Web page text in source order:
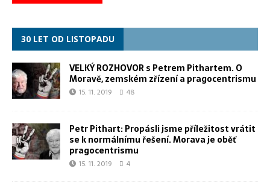
30 LET OD LISTOPADU
VELKÝ ROZHOVOR s Petrem Pithartem. O
Moravě, zemském zřízení a pragocentrismu
15. 11. 2019 48
Petr Pithart: Propásli jsme příležitost vrátit
se k normálnímu řešení. Morava je oběť
pragocentrismu
15. 11. 2019 4